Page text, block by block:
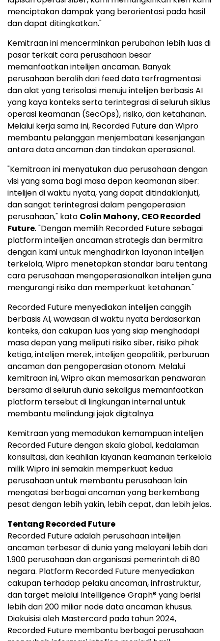
menciptakan dampak yang berorientasi pada hasil
dan dapat ditingkatkan."
Kemitraan ini mencerminkan perubahan lebih luas di
pasar terkait cara perusahaan besar
memanfaatkan intelijen ancaman. Banyak
perusahaan beralih dari feed data terfragmentasi
dan alat yang terisolasi menuju intelijen berbasis AI
yang kaya konteks serta terintegrasi di seluruh siklus
operasi keamanan (SecOps), risiko, dan ketahanan.
Melalui kerja sama ini, Recorded Future dan Wipro
membantu pelanggan menjembatani kesenjangan
antara data ancaman dan tindakan operasional.
"Kemitraan ini menyatukan dua perusahaan dengan
visi yang sama bagi masa depan keamanan siber:
intelijen di waktu nyata, yang dapat ditindaklanjuti,
dan sangat terintegrasi dalam pengoperasian
perusahaan," kata Colin Mahony, CEO Recorded
Future. "Dengan memilih Recorded Future sebagai
platform intelijen ancaman strategis dan bermitra
dengan kami untuk menghadirkan layanan intelijen
terkelola, Wipro menetapkan standar baru tentang
cara perusahaan mengoperasionalkan intelijen guna
mengurangi risiko dan memperkuat ketahanan."
Recorded Future menyediakan intelijen canggih
berbasis AI, wawasan di waktu nyata berdasarkan
konteks, dan cakupan luas yang siap menghadapi
masa depan yang meliputi risiko siber, risiko pihak
ketiga, intelijen merek, intelijen geopolitik, perburuan
ancaman dan pengoperasian otonom. Melalui
kemitraan ini, Wipro akan memasarkan penawaran
bersama di seluruh dunia sekaligus memanfaatkan
platform tersebut di lingkungan internal untuk
membantu melindungi jejak digitalnya.
Kemitraan yang memadukan kemampuan intelijen
Recorded Future dengan skala global, kedalaman
konsultasi, dan keahlian layanan keamanan terkelola
milik Wipro ini semakin memperkuat kedua
perusahaan untuk membantu perusahaan lain
mengatasi berbagai ancaman yang berkembang
pesat dengan lebih yakin, lebih cepat, dan lebih jelas.
Tentang Recorded Future
Recorded Future adalah perusahaan intelijen
ancaman terbesar di dunia yang melayani lebih dari
1.900 perusahaan dan organisasi pemerintah di 80
negara. Platform Recorded Future menyediakan
cakupan terhadap pelaku ancaman, infrastruktur,
dan target melalui Intelligence Graph® yang berisi
lebih dari 200 miliar node data ancaman khusus.
Diakuisisi oleh Mastercard pada tahun 2024,
Recorded Future membantu berbagai perusahaan